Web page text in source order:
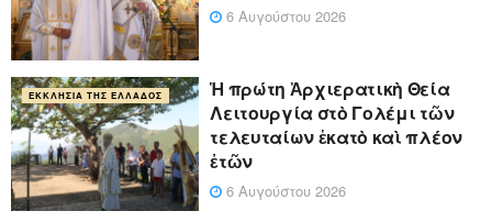
6 Αυγούστου 2026
ΕΚΚΛΗΣΊΑ ΤΗΣ ΕΛΛΆΔΟΣ
Ἡ πρώτη Ἀρχιερατικὴ Θεία
Λειτουργία στὸ Γολέμι τῶν
τελευταίων ἑκατὸ καὶ πλέον
ἐτῶν
6 Αυγούστου 2026